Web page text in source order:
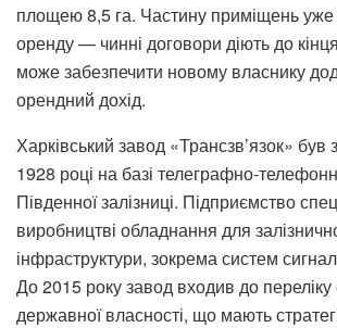
площею 8,5 га. Частину приміщень
оренду — чинні договори діють до
може забезпечити новому власнику
орендний дохід.
Харківський завод «Трансзв’язок» був
1928 році на базі телеграфно-
Південної залізниці. Підприємство
виробництві обладнання для
інфраструктури, зокрема систем
До 2015 року завод входив до переліку
державної власності, що мають